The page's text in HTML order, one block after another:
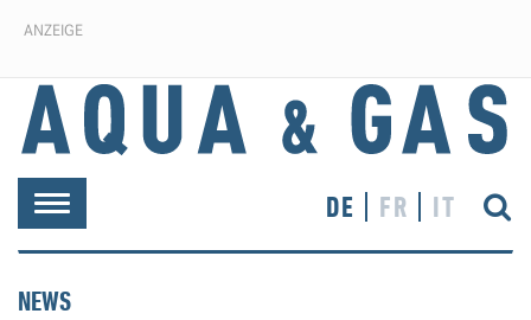
ANZEIGE
Toggle
navigation
DE FR IT
NEWS